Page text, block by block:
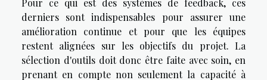
Pour ce qui est des systèmes de feedback, ces
derniers sont indispensables pour assurer une
amélioration continue et pour que les équipes
restent alignées sur les objectifs du projet. La
sélection d'outils doit donc être faite avec soin, en
prenant en compte non seulement la capacité à